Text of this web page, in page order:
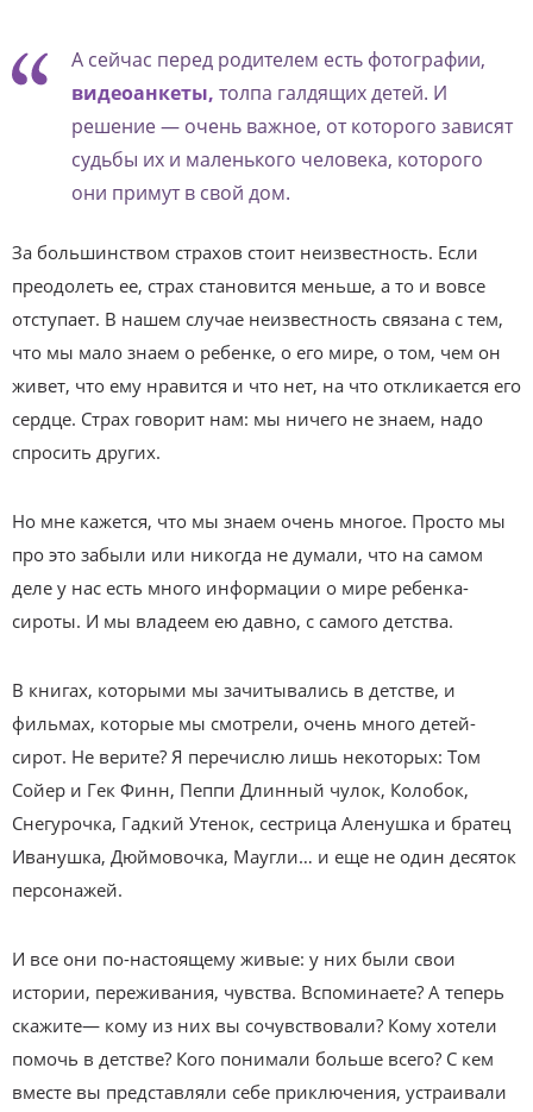
А сейчас перед родителем есть фотографии,
видеоанкеты, толпа галдящих детей. И
решение — очень важное, от которого зависят
судьбы их и маленького человека, которого
они примут в свой дом.
За большинством страхов стоит неизвестность. Если
преодолеть ее, страх становится меньше, а то и вовсе
отступает. В нашем случае неизвестность связана с тем,
что мы мало знаем о ребенке, о его мире, о том, чем он
живет, что ему нравится и что нет, на что откликается его
сердце. Страх говорит нам: мы ничего не знаем, надо
спросить других.
Но мне кажется, что мы знаем очень многое. Просто мы
про это забыли или никогда не думали, что на самом
деле у нас есть много информации о мире ребенка-
сироты. И мы владеем ею давно, с самого детства.
В книгах, которыми мы зачитывались в детстве, и
фильмах, которые мы смотрели, очень много детей-
сирот. Не верите? Я перечислю лишь некоторых: Том
Сойер и Гек Финн, Пеппи Длинный чулок, Колобок,
Снегурочка, Гадкий Утенок, сестрица Аленушка и братец
Иванушка, Дюймовочка, Маугли… и еще не один десяток
персонажей.
И все они по-настоящему живые: у них были свои
истории, переживания, чувства. Вспоминаете? А теперь
скажите— кому из них вы сочувствовали? Кому хотели
помочь в детстве? Кого понимали больше всего? С кем
вместе вы пред­ставляли себе приключения, устраивали